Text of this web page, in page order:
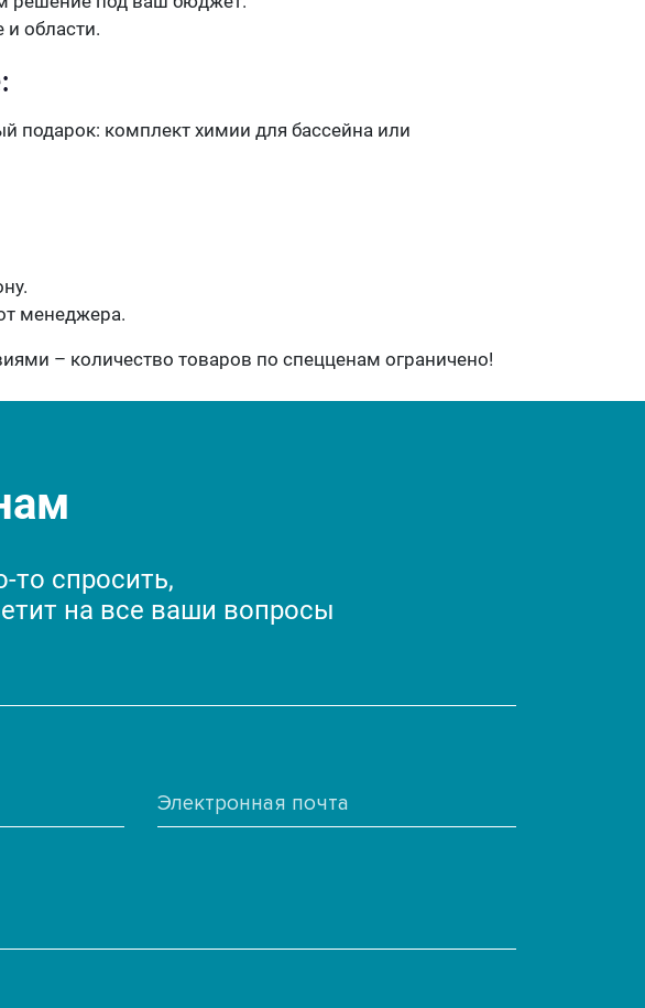
и области.
подарок: комплект химии для бассейна или
менеджера.
– количество товаров по спецценам ограничено!
то спросить,
на все ваши вопросы